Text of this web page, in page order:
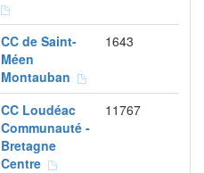
CC de Saint-
Méen
Montauban
1643
CC Loudéac
Communauté -
Bretagne
Centre
11767